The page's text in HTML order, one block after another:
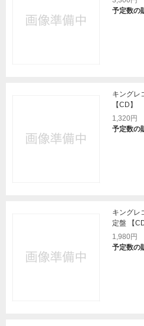
予定数の
キングレ
【CD】
1,320円
予定数の
キングレ
定盤 【CD
1,980円
予定数の